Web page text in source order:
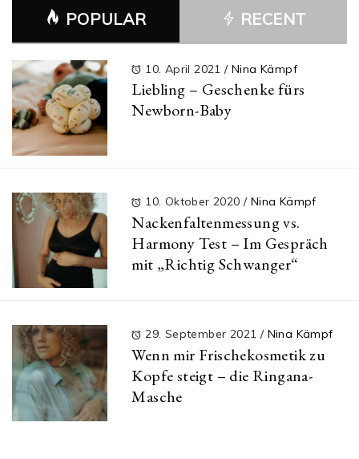
POPULAR RECENT
10. April 2021/ Nina Kämpf
Liebling – Geschenke fürs
Newborn-Baby
10. Oktober 2020 / Nina Kämpf
Nackenfaltenmessung vs.
Harmony Test – Im Gespräch
mit „Richtig Schwanger“
29. September 2021 / Nina Kämpf
Wenn mir Frischekosmetik zu
Kopfe steigt – die Ringana-
Masche